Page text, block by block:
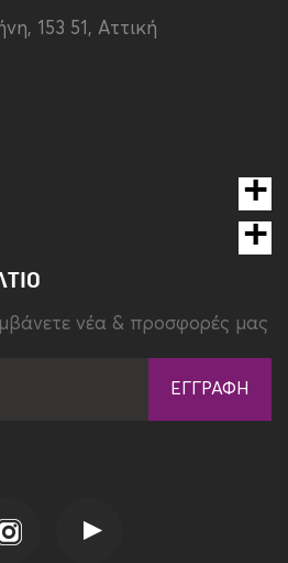
153 51, Αττική
νέα & προσφορές μας
ΕΓΓΡΑΦΉ